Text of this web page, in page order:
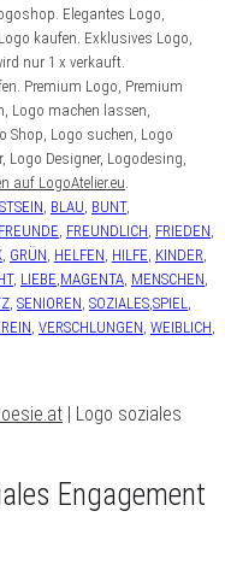
Elegantes Logo,
kaufen. Exklusives Logo,
nur 1 x verkauft.
Premium Logo, Premium
Logo machen lassen,
Shop, Logo suchen, Logo
Logo Designer, Logodesing,
auf LogoAtelier.eu.
, BLAU, BUNT,
FREUNDE, FREUNDLICH, FRIEDEN,
, GRÜN, HELFEN, HILFE, KINDER,
, LIEBE,MAGENTA, MENSCHEN,
, SENIOREN, SOZIALES,SPIEL,
, VERSCHLUNGEN, WEIBLICH,
| Logo soziales
Engagement